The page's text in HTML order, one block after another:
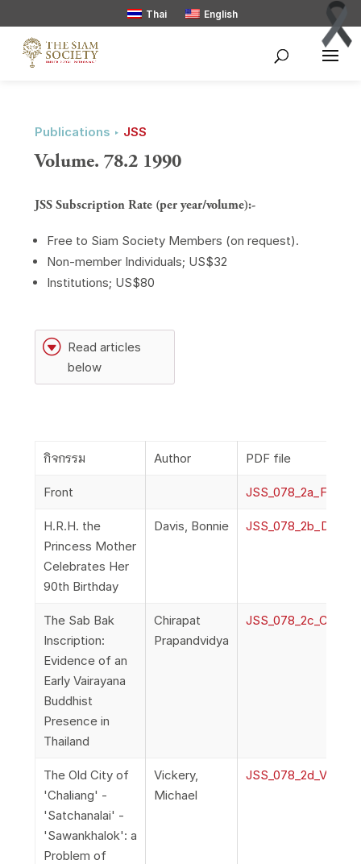
Thai English
Publications ‣ JSS
Volume. 78.2 1990
JSS Subscription Rate (per year/volume):-
Free to Siam Society Members (on request).
Non-member Individuals; US$32
Institutions; US$80
G Read articles
below
กิจกรรม Author PDF file
Front JSS_078_2a_Front
H.R.H. the
Princess Mother
Celebrates Her
90th Birthday
Davis, Bonnie
The Sab Bak
Inscription:
Evidence of an
Early Vairayana
Buddhist
Presence in
Thailand
Chirapat
Prapandvidya
The Old City of
'Chaliang' -
'Satchanalai' -
'Sawankhalok': a
Problem of
Vickery,
Michael